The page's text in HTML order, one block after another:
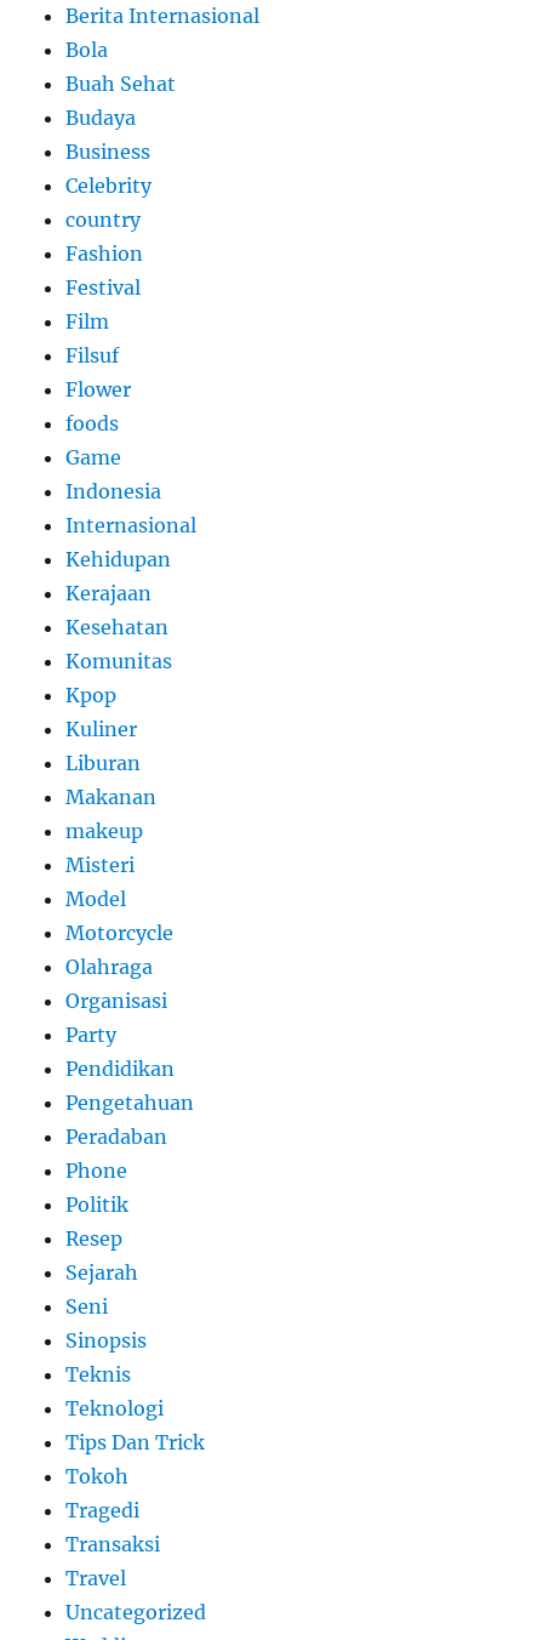
Berita Internasional
Bola
Buah Sehat
Budaya
Business
Celebrity
country
Fashion
Festival
Film
Filsuf
Flower
foods
Game
Indonesia
Internasional
Kehidupan
Kerajaan
Kesehatan
Komunitas
Kpop
Kuliner
Liburan
Makanan
makeup
Misteri
Model
Motorcycle
Olahraga
Organisasi
Party
Pendidikan
Pengetahuan
Peradaban
Phone
Politik
Resep
Sejarah
Seni
Sinopsis
Teknis
Teknologi
Tips Dan Trick
Tokoh
Tragedi
Transaksi
Travel
Uncategorized